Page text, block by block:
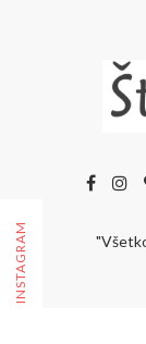
FOLLOW ON INSTAGRAM